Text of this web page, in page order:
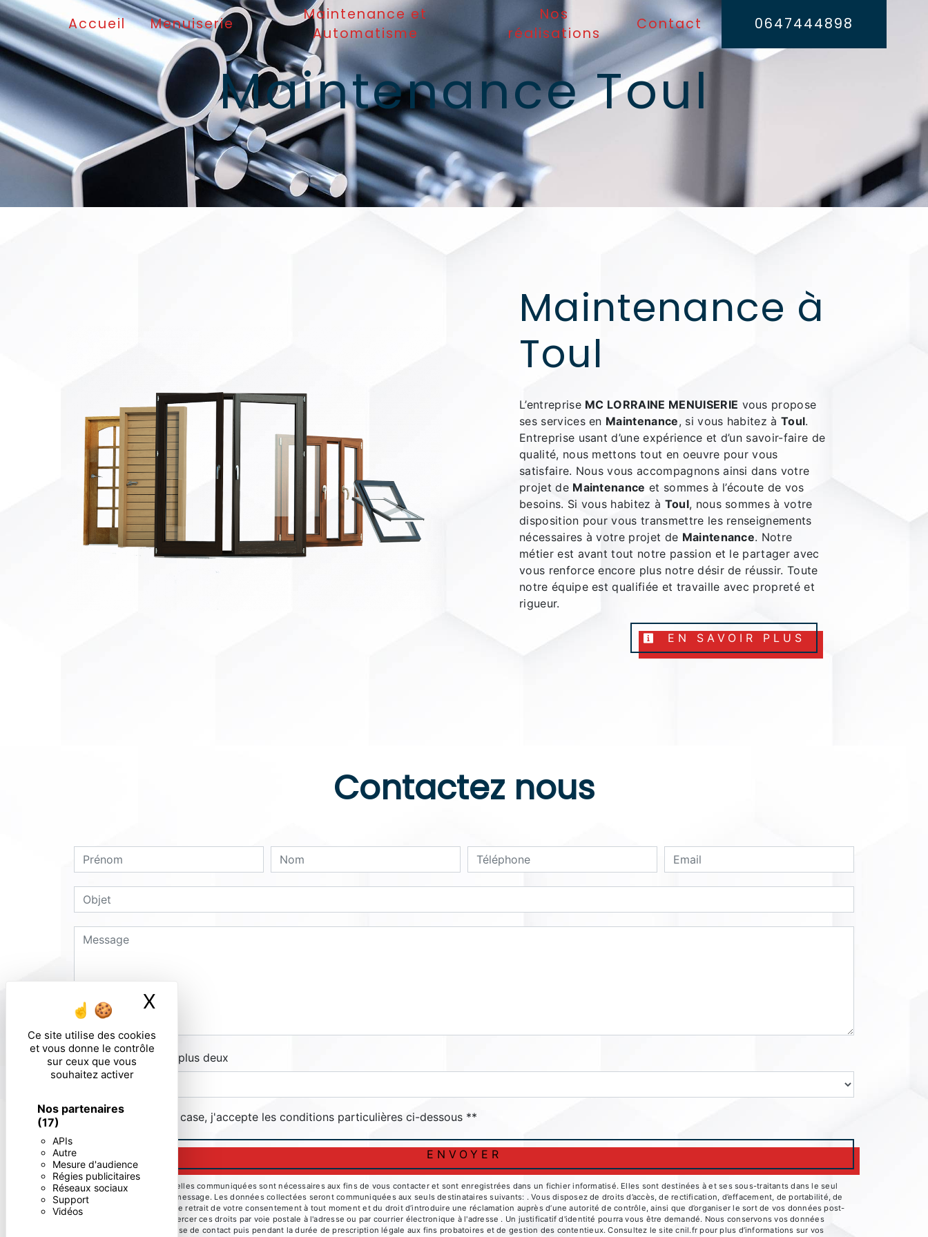
Panneau de gestion des cookies
Ce site utilise des cookies
et vous donne le contrôle
sur ceux que vous
souhaitez activer
Nos partenaires
(17)
APIs
Autre
Mesure d'audience
Régies publicitaires
Réseaux sociaux
Support
Vidéos
X
Accueil Menuiserie
Maintenance et
Automatisme
Nos
réalisations
Contact 0647444898
Maintenance Toul
Maintenance à
Toul
L’entreprise MC LORRAINE MENUISERIE vous propose
ses services en Maintenance, si vous habitez àToul.
Entreprise usant d’une expérience et d’un savoir-faire de
qualité, nous mettons tout en oeuvre pour vous
satisfaire. Nous vous accompagnons ainsi dans votre
projet de Maintenance et sommes à l’écoute de vos
besoins. Si vous habitez à Toul, nous sommes à votre
disposition pour vous transmettre les renseignements
nécessaires à votre projet de Maintenance. Notre
métier est avant tout notre passion et le partager avec
vous renforce encore plus notre désir de réussir. Toute
notre équipe est qualifiée et travaille avec propreté et
rigueur.
EN SAVOIR PLUS
Contactez nous
Combien font deux plus deux
En cochant cette case, j'accepte les conditions particulières ci-dessous **
ENVOYER
** Les données personnelles communiquées sont nécessaires aux fins de vous contacter et sont enregistrées dans un fichier informatisé. Elles sont destinées à et ses sous-traitants dans le seul
but de répondre à votre message. Les données collectées seront communiquées aux seuls destinataires suivants: . Vous disposez de droits d’accès, de rectification, d’effacement, de portabilité, de
limitation, d’opposition, de retrait de votre consentement à tout moment et du droit d’introduire une réclamation auprès d’une autorité de contrôle, ainsi que d’organiser le sort de vos données post-
mortem. Vous pouvez exercer ces droits par voie postale à l'adresse ou par courrier électronique à l'adresse . Un justificatif d'identité pourra vous être demandé. Nous conservons vos données
pendant la période de prise de contact puis pendant la durée de prescription légale aux fins probatoires et de gestion des contentieux. Consultez le site cnil.fr pour plus d’informations sur vos